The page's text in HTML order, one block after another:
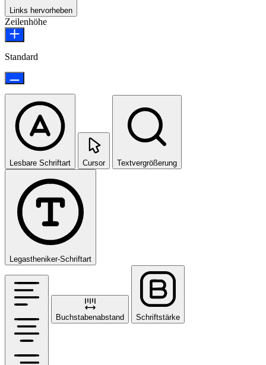
Links hervorheben
Zeilenhöhe
Standard
Lesbare Schriftart Cursor Textvergrößerung
Legastheniker-Schriftart
Buchstabenabstand Schriftstärke